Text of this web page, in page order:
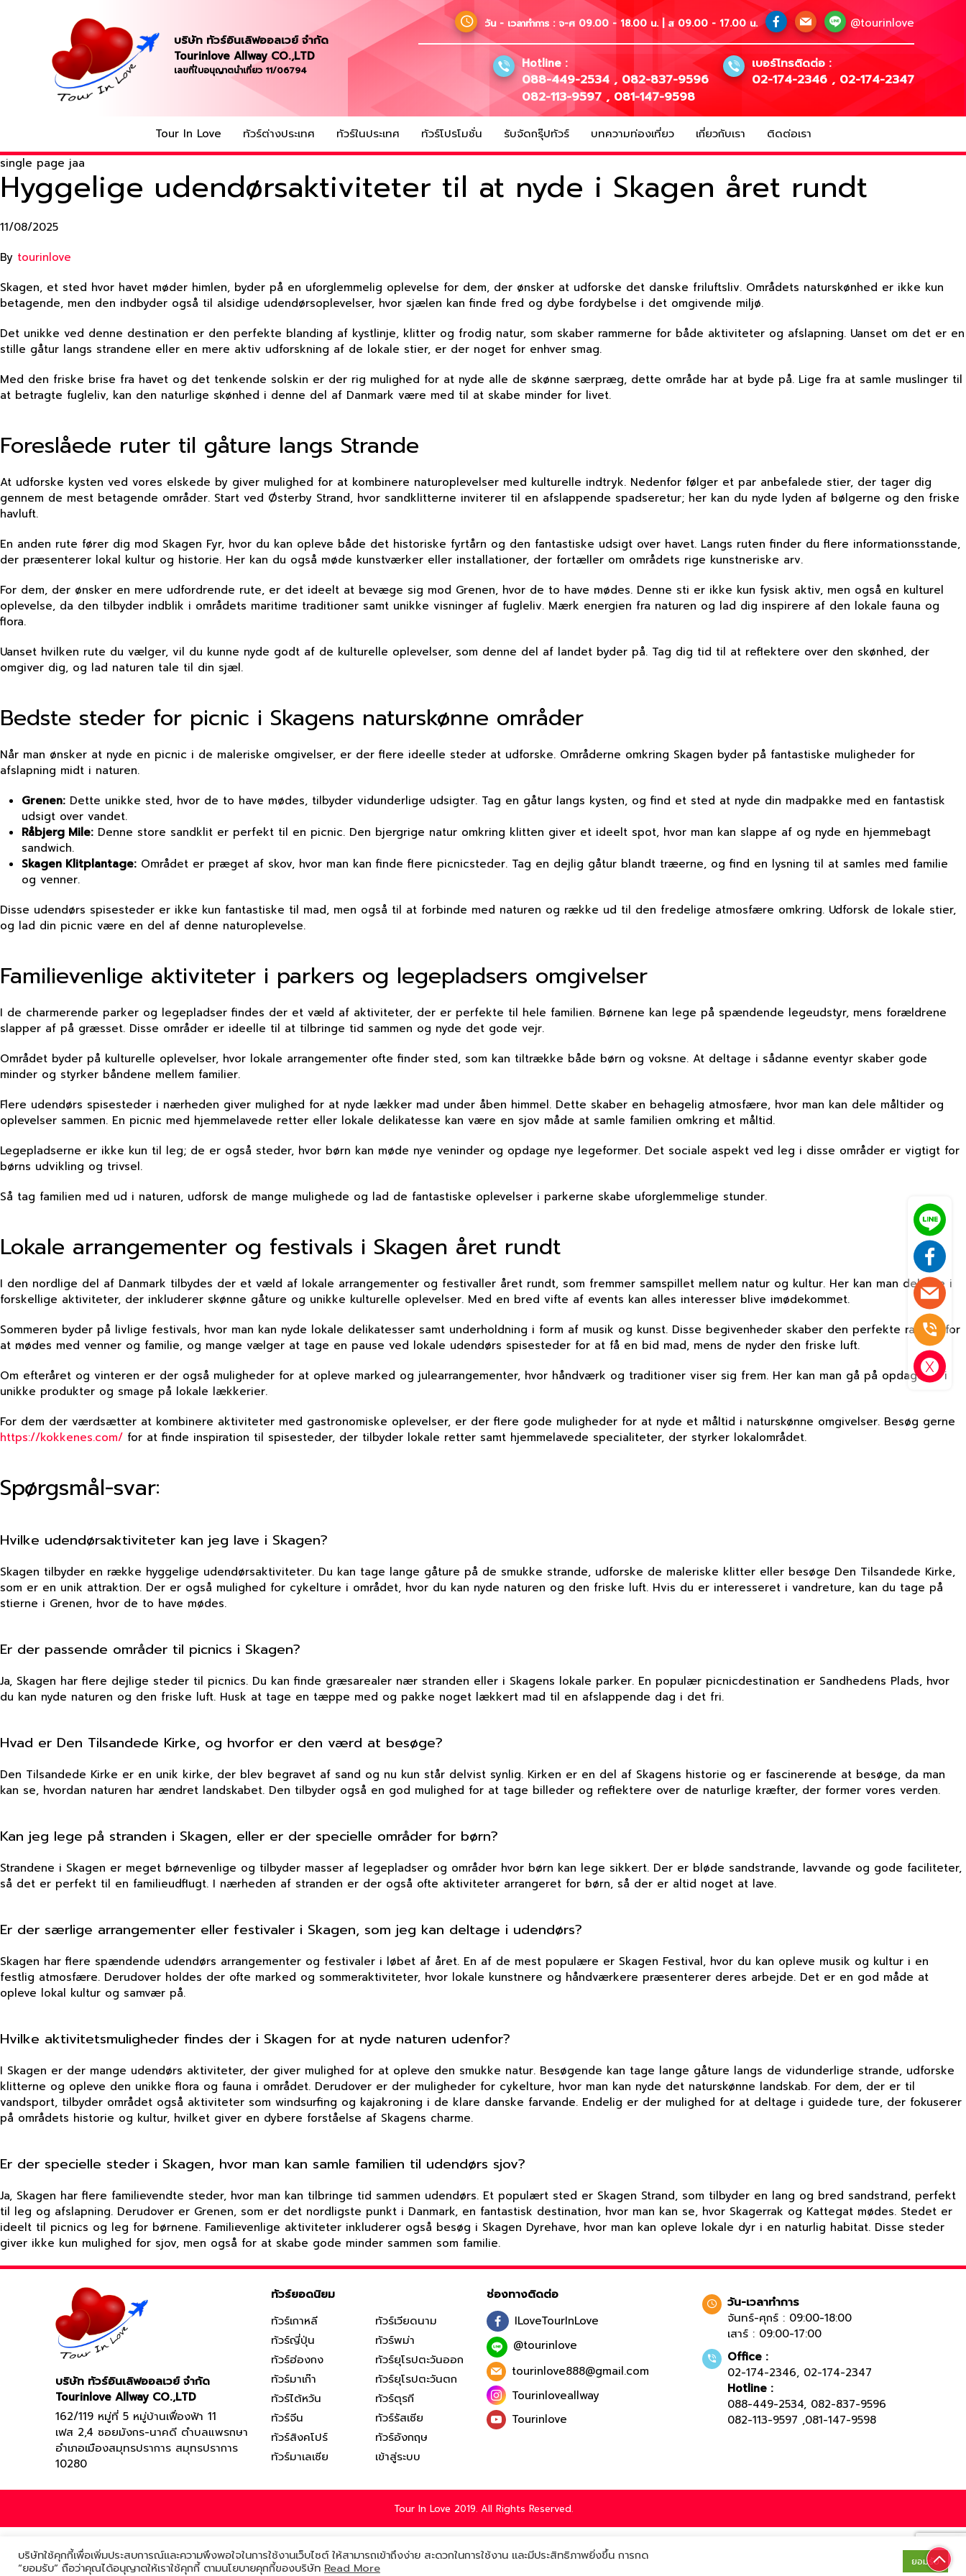
บริษัท ทัวร์อินเลิฟออลเวย์ จำกัด
Tourinlove Allway CO.,LTD
เลขที่ใบอนุญาตนำเที่ยว 11/06794
วัน - เวลาทำการ : จ-ศ 09.00 - 18.00 น. | ส 09.00 - 17.00 น. @tourinlove
Hotline :
088-449-2534 , 082-837-9596
082-113-9597, 081-147-9598
เบอร์โทรติดต่อ :
02-174-2346 , 02-174-2347
Tour In Love ทัวร์ต่างประเทศ ทัวร์ในประเทศ ทัวร์โปรโมชั่น รับจัดกรุ๊ปทัวร์ บทความท่องเที่ยว เกี่ยวกับเรา ติดต่อเรา
บริษัทใช้คุกกี้เพื่อเพิ่มประสบการณ์และความพึงพอใจในการใช้งานเว็บไซต์ ให้สามารถเข้าถึงง่าย สะดวกในการใช้งาน และมีประสิทธิภาพยิ่งขึ้น การกด
“ยอมรับ” ถือว่าคุณได้อนุญาตให้เราใช้คุกกี้ ตามนโยบายคุกกี้ของบริษัท Read More ยอมรับ
single page jaa
Hyggelige udendørsaktiviteter til at nyde i Skagen året rundt
11/08/2025
By tourinlove
Skagen, et sted hvor havet møder himlen, byder på en uforglemmelig oplevelse for dem, der ønsker at udforske det danske friluftsliv. Områdets naturskønhed er ikke kun
betagende, men den indbyder også til alsidige udendørsoplevelser, hvor sjælen kan finde fred og dybe fordybelse i det omgivende miljø.
Det unikke ved denne destination er den perfekte blanding af kystlinje, klitter og frodig natur, som skaber rammerne for både aktiviteter og afslapning. Uanset om det er en
stille gåtur langs strandene eller en mere aktiv udforskning af de lokale stier, er der noget for enhver smag.
Med den friske brise fra havet og det tenkende solskin er der rig mulighed for at nyde alle de skønne særpræg, dette område har at byde på. Lige fra at samle muslinger til
at betragte fugleliv, kan den naturlige skønhed i denne del af Danmark være med til at skabe minder for livet.
Foreslåede ruter til gåture langs Strande
At udforske kysten ved vores elskede by giver mulighed for at kombinere naturoplevelser med kulturelle indtryk. Nedenfor følger et par anbefalede stier, der tager dig
gennem de mest betagende områder. Start ved Østerby Strand, hvor sandklitterne inviterer til en afslappende spadseretur; her kan du nyde lyden af bølgerne og den friske
havluft.
En anden rute fører dig mod Skagen Fyr, hvor du kan opleve både det historiske fyrtårn og den fantastiske udsigt over havet. Langs ruten finder du flere informationsstande,
der præsenterer lokal kultur og historie. Her kan du også møde kunstværker eller installationer, der fortæller om områdets rige kunstneriske arv.
For dem, der ønsker en mere udfordrende rute, er det ideelt at bevæge sig mod Grenen, hvor de to have mødes. Denne sti er ikke kun fysisk aktiv, men også en kulturel
oplevelse, da den tilbyder indblik i områdets maritime traditioner samt unikke visninger af fugleliv. Mærk energien fra naturen og lad dig inspirere af den lokale fauna og
flora.
Uanset hvilken rute du vælger, vil du kunne nyde godt af de kulturelle oplevelser, som denne del af landet byder på. Tag dig tid til at reflektere over den skønhed, der
omgiver dig, og lad naturen tale til din sjæl.
Bedste steder for picnic i Skagens naturskønne områder
Når man ønsker at nyde en picnic i de maleriske omgivelser, er der flere ideelle steder at udforske. Områderne omkring Skagen byder på fantastiske muligheder for
afslapning midt i naturen.
Grenen: Dette unikke sted, hvor de to have mødes, tilbyder vidunderlige udsigter. Tag en gåtur langs kysten, og find et sted at nyde din madpakke med en fantastisk
udsigt over vandet.
Råbjerg Mile: Denne store sandklit er perfekt til en picnic. Den bjergrige natur omkring klitten giver et ideelt spot, hvor man kan slappe af og nyde en hjemmebagt
sandwich.
Skagen Klitplantage: Området er præget af skov, hvor man kan finde flere picnicsteder. Tag en dejlig gåtur blandt træerne, og find en lysning til at samles med familie
og venner.
Disse udendørs spisesteder er ikke kun fantastiske til mad, men også til at forbinde med naturen og række ud til den fredelige atmosfære omkring. Udforsk de lokale stier,
og lad din picnic være en del af denne naturoplevelse.
Familievenlige aktiviteter i parkers og legepladsers omgivelser
I de charmerende parker og legepladser findes der et væld af aktiviteter, der er perfekte til hele familien. Børnene kan lege på spændende legeudstyr, mens forældrene
slapper af på græsset. Disse områder er ideelle til at tilbringe tid sammen og nyde det gode vejr.
Området byder på kulturelle oplevelser, hvor lokale arrangementer ofte finder sted, som kan tiltrække både børn og voksne. At deltage i sådanne eventyr skaber gode
minder og styrker båndene mellem familier.
Flere udendørs spisesteder i nærheden giver mulighed for at nyde lækker mad under åben himmel. Dette skaber en behagelig atmosfære, hvor man kan dele måltider og
oplevelser sammen. En picnic med hjemmelavede retter eller lokale delikatesse kan være en sjov måde at samle familien omkring et måltid.
Legepladserne er ikke kun til leg; de er også steder, hvor børn kan møde nye veninder og opdage nye legeformer. Det sociale aspekt ved leg i disse områder er vigtigt for
børns udvikling og trivsel.
Så tag familien med ud i naturen, udforsk de mange mulighede og lad de fantastiske oplevelser i parkerne skabe uforglemmelige stunder.
Lokale arrangementer og festivals i Skagen året rundt
I den nordlige del af Danmark tilbydes der et væld af lokale arrangementer og festivaller året rundt, som fremmer samspillet mellem natur og kultur. Her kan man deltage i
forskellige aktiviteter, der inkluderer skønne gåture og unikke kulturelle oplevelser. Med en bred vifte af events kan alles interesser blive imødekommet.
Sommeren byder på livlige festivals, hvor man kan nyde lokale delikatesser samt underholdning i form af musik og kunst. Disse begivenheder skaber den perfekte ramme for
at mødes med venner og familie, og mange vælger at tage en pause ved lokale udendørs spisesteder for at få en bid mad, mens de nyder den friske luft.
Om efteråret og vinteren er der også muligheder for at opleve marked og julearrangementer, hvor håndværk og traditioner viser sig frem. Her kan man gå på opdagelse i
unikke produkter og smage på lokale lækkerier.
For dem der værdsætter at kombinere aktiviteter med gastronomiske oplevelser, er der flere gode muligheder for at nyde et måltid i naturskønne omgivelser. Besøg gerne
https://kokkenes.com/ for at finde inspiration til spisesteder, der tilbyder lokale retter samt hjemmelavede specialiteter, der styrker lokalområdet.
Spørgsmål-svar:
Hvilke udendørsaktiviteter kan jeg lave i Skagen?
Skagen tilbyder en række hyggelige udendørsaktiviteter. Du kan tage lange gåture på de smukke strande, udforske de maleriske klitter eller besøge Den Tilsandede Kirke,
som er en unik attraktion. Der er også mulighed for cykelture i området, hvor du kan nyde naturen og den friske luft. Hvis du er interesseret i vandreture, kan du tage på
stierne i Grenen, hvor de to have mødes.
Er der passende områder til picnics i Skagen?
Ja, Skagen har flere dejlige steder til picnics. Du kan finde græsarealer nær stranden eller i Skagens lokale parker. En populær picnicdestination er Sandhedens Plads, hvor
du kan nyde naturen og den friske luft. Husk at tage en tæppe med og pakke noget lækkert mad til en afslappende dag i det fri.
Hvad er Den Tilsandede Kirke, og hvorfor er den værd at besøge?
Den Tilsandede Kirke er en unik kirke, der blev begravet af sand og nu kun står delvist synlig. Kirken er en del af Skagens historie og er fascinerende at besøge, da man
kan se, hvordan naturen har ændret landskabet. Den tilbyder også en god mulighed for at tage billeder og reflektere over de naturlige kræfter, der former vores verden.
Kan jeg lege på stranden i Skagen, eller er der specielle områder for børn?
Strandene i Skagen er meget børnevenlige og tilbyder masser af legepladser og områder hvor børn kan lege sikkert. Der er bløde sandstrande, lavvande og gode faciliteter,
så det er perfekt til en familieudflugt. I nærheden af stranden er der også ofte aktiviteter arrangeret for børn, så der er altid noget at lave.
Er der særlige arrangementer eller festivaler i Skagen, som jeg kan deltage i udendørs?
Skagen har flere spændende udendørs arrangementer og festivaler i løbet af året. En af de mest populære er Skagen Festival, hvor du kan opleve musik og kultur i en
festlig atmosfære. Derudover holdes der ofte marked og sommeraktiviteter, hvor lokale kunstnere og håndværkere præsenterer deres arbejde. Det er en god måde at
opleve lokal kultur og samvær på.
Hvilke aktivitetsmuligheder findes der i Skagen for at nyde naturen udenfor?
I Skagen er der mange udendørs aktiviteter, der giver mulighed for at opleve den smukke natur. Besøgende kan tage lange gåture langs de vidunderlige strande, udforske
klitterne og opleve den unikke flora og fauna i området. Derudover er der muligheder for cykelture, hvor man kan nyde det naturskønne landskab. For dem, der er til
vandsport, tilbyder området også aktiviteter som windsurfing og kajakroning i de klare danske farvande. Endelig er der mulighed for at deltage i guidede ture, der fokuserer
på områdets historie og kultur, hvilket giver en dybere forståelse af Skagens charme.
Er der specielle steder i Skagen, hvor man kan samle familien til udendørs sjov?
Ja, Skagen har flere familievendte steder, hvor man kan tilbringe tid sammen udendørs. Et populært sted er Skagen Strand, som tilbyder en lang og bred sandstrand, perfekt
til leg og afslapning. Derudover er Grenen, som er det nordligste punkt i Danmark, en fantastisk destination, hvor man kan se, hvor Skagerrak og Kattegat mødes. Stedet er
ideelt til picnics og leg for børnene. Familievenlige aktiviteter inkluderer også besøg i Skagen Dyrehave, hvor man kan opleve lokale dyr i en naturlig habitat. Disse steder
giver ikke kun mulighed for sjov, men også for at skabe gode minder sammen som familie.
บริษัท ทัวร์อินเลิฟออลเวย์ จำกัด
Tourinlove Allway CO.,LTD
162/119 หมู่ที่ 5 หมู่บ้านเฟื่องฟ้า 11
เฟส 2,4 ซอยมังกร-นาคดี ตำบลแพรกษา
อำเภอเมืองสมุทรปราการ สมุทรปราการ
10280
ทัวร์ยอดนิยม
ทัวร์เกาหลี
ทัวร์ญี่ปุ่น
ทัวร์ฮ่องกง
ทัวร์มาเก๊า
ทัวร์ไต้หวัน
ทัวร์จีน
ทัวร์สิงคโปร์
ทัวร์มาเลเซีย
ทัวร์เวียดนาม
ทัวร์พม่า
ทัวร์ยุโรปตะวันออก
ทัวร์ยุโรปตะวันตก
ทัวร์ตุรกี
ทัวร์รัสเซีย
ทัวร์อังกฤษ
เข้าสู่ระบบ
ช่องทางติดต่อ
ILoveTourInLove
@tourinlove
tourinlove888@gmail.com
Tourinloveallway
Tourinlove
วัน-เวลาทำการ
จันทร์-ศุกร์ : 09:00-18:00
เสาร์ : 09:00-17:00
Office :
02-174-2346, 02-174-2347
Hotline :
088-449-2534, 082-837-9596
082-113-9597 ,081-147-9598
Tour In Love 2019. All Rights Reserved.